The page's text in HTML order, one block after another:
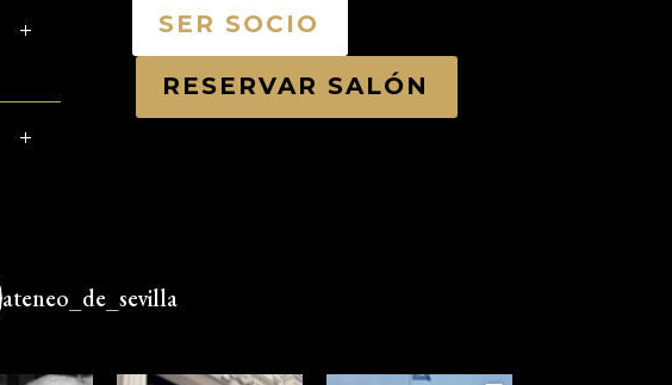
SER SOCIO
RESERVAR SALÓN
ateneo_de_sevilla